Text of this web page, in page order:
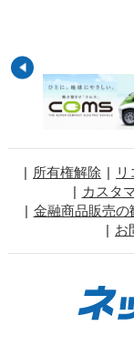
所有権解除
カスタ
金融商品販売の
お